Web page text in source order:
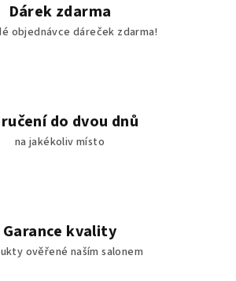
Dárek zdarma
objednávce dáreček zdarma!
do dvou dnů
na jakékoliv místo
Garance kvality
ověřené naším salonem